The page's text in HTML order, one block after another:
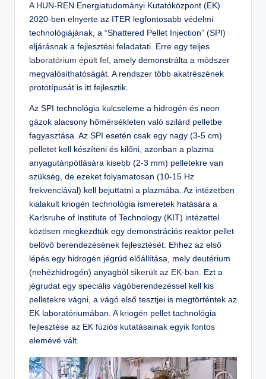
A HUN-REN Energiatudományi Kutatóközpont (EK)
2020-ben elnyerte az ITER legfontosabb védelmi
technológiájának, a “Shattered Pellet Injection” (SPI)
eljárásnak a fejlesztési feladatati. Erre egy teljes
laboratórium épült fel
, amely demonstrálta a módszer
megvalósíthatóságát. A rendszer több akatrészének
prototípusát is itt fejlesztik.
Az SPI technológia kulcseleme a hidrogén és neon
gázok alacsony hőmérsékleten való szilárd pelletbe
fagyasztása. Az SPI esetén csak egy nagy (3-5 cm)
pelletet kell készíteni és kilőni, azonban a plazma
anyagutánpótlására kisebb (2-3 mm) pelletekre van
szükség, de ezeket folyamatosan (10-15 Hz
frekvenciával) kell bejuttatni a plazmába. Az intézetben
kialakult kriogén technológia ismeretek hatására a
Karlsruhe of Institute of Technology (KIT) intézettel
közösen megkezdtük egy demonstrációs reaktor pellet
belövő berendezésének fejlesztését. Ehhez az első
lépés egy hidrogén jégrúd előállítása, mely deutérium
(nehézhidrogén) anyagból sikerült az EK-ban.
Ezt a
jégrudat egy speciális vágóberendezéssel kell kis
pelletekre vágni, a vágó első tesztjei is megtörténtek az
EK laboratóriumában. A kriogén pellet tachnológia
fejlesztése az EK fúziós kutatásainak egyik fontos
elemévé vált.